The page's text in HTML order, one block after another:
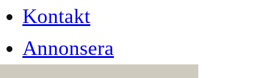
Kontakt
Annonsera